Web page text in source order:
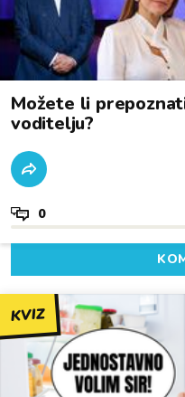
Možete li
voditelju?
0
KVIZ